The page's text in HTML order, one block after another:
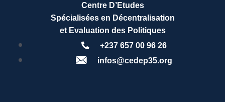
Centre D’Etudes
Spécialisées en Décentralisation
et Evaluation des Politiques
+237 657 00 96 26
infos@cedep35.org